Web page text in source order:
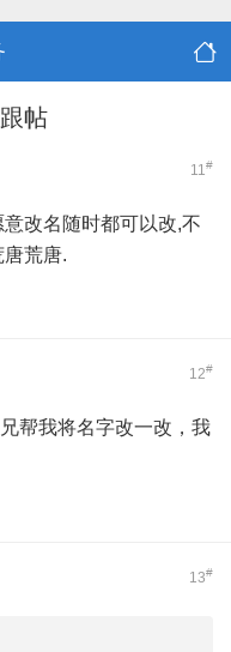
帖
11#
改名随时都可以改,不
荒唐.
12#
帮我将名字改一改，我
13#